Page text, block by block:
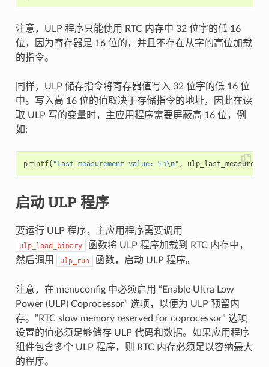
注意，ULP 程序只能使用 RTC 内存中 32 位字的低 16
位，因为寄存器是 16 位的，并且不存在从字的高位加载
的指令。
同样，ULP 储存指令将寄存器值写入 32 位字的低 16 位
中。写入高 16 位的值取决于存储指令的地址，因此在读
取 ULP 写的变量时，主应用程序需要屏蔽高 16 位，例
如:
printf( "Last measurement value: %d\n" ,
启动 ULP 程序
要运行 ULP 程序，主应用程序需要调用
ulp_load_binary
函数将 ULP 程序加载到 RTC 内存中，
然后调用
ulp_run 函数，启动 ULP 程序。
注意，在 menuconfig 中必须启用 “Enable Ultra Low
Power (ULP) Coprocessor” 选项，以便为 ULP 预留内
存。”RTC slow memory reserved for coprocessor” 选项
设置的值必须足够储存 ULP 代码和数据。如果应用程序
组件包含多个 ULP 程序，则 RTC 内存必须足以容纳最大
的程序。